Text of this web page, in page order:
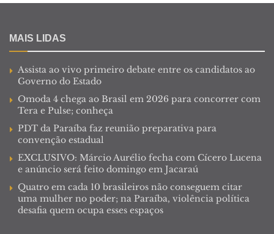
MAIS LIDAS
Assista ao vivo primeiro debate entre os candidatos ao
Governo do Estado
Omoda 4 chega ao Brasil em 2026 para concorrer com
Tera e Pulse; conheça
PDT da Paraíba faz reunião preparativa para
convenção estadual
EXCLUSIVO: Márcio Aurélio fecha com Cícero Lucena
e anúncio será feito domingo em Jacaraú
Quatro em cada 10 brasileiros não conseguem citar
uma mulher no poder; na Paraíba, violência política
desafia quem ocupa esses espaços